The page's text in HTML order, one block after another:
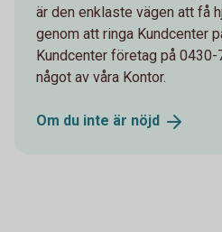
är den enklaste vägen att få
genom att ringa Kundcenter
Kundcenter företag på
något av våra Kontor.
Om du inte är nöjd